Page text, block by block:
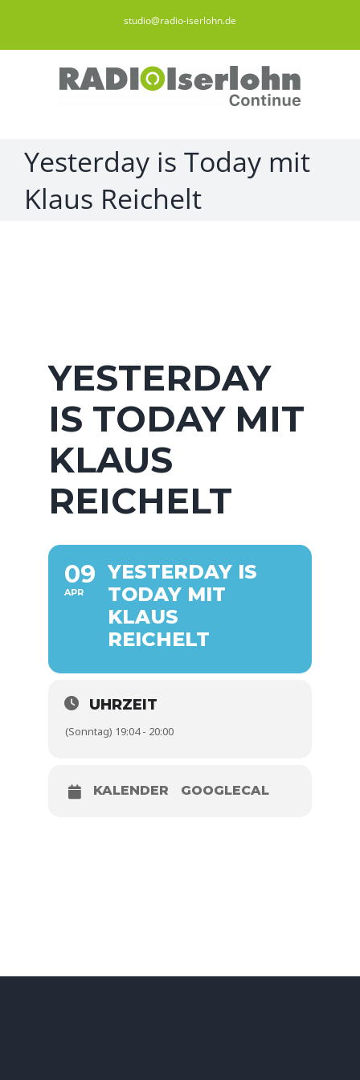
springen
studio@radio-iserlohn.de
Yesterday is Today mit
Klaus Reichelt
YESTERDAY
IS TODAY MIT
KLAUS
REICHELT
09
APR
YESTERDAY IS
TODAY MIT
KLAUS
REICHELT
UHRZEIT
(Sonntag) 19:04 - 20:00
KALENDER GOOGLECAL